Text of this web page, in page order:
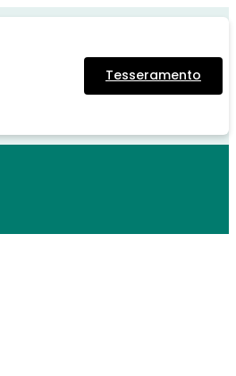
Tesseramento